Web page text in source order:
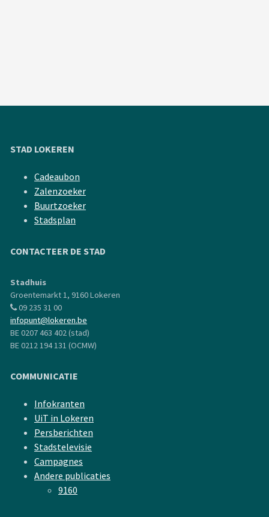
STAD LOKEREN
Cadeaubon
Zalenzoeker
Buurtzoeker
Stadsplan
CONTACTEER DE STAD
Stadhuis
Groentemarkt 1, 9160 Lokeren
09 235 31 00
infopunt@lokeren.be
BE 0207 463 402 (stad)
BE 0212 194 131 (OCMW)
COMMUNICATIE
Infokranten
UiT in Lokeren
Persberichten
Stadstelevisie
Campagnes
Andere publicaties
9160